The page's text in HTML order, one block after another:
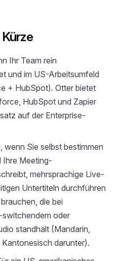
Ihr Team rein
und im US-Arbeitsumfeld
+ HubSpot). Otter bietet
HubSpot und Zapier
auf der Enterprise-
, wenn Sie selbst bestimmen
Ihre Meeting-
mehrsprachige Live-
Untertiteln durchführen
die bei
oder
standhält (Mandarin,
darunter).